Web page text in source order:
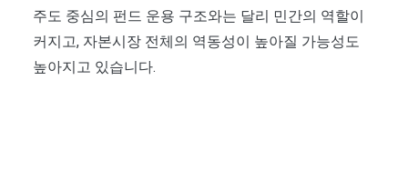
주도 중심의 펀드 운용 구조와는 달리 민간의 역할이
커지고, 자본시장 전체의 역동성이 높아질 가능성도
높아지고 있습니다.